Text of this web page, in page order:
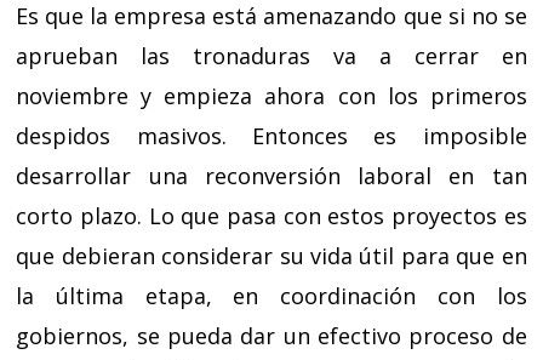
Es que la empresa está amenazando que si no se
aprueban las tronaduras va a cerrar en
noviembre y empieza ahora con los primeros
despidos masivos. Entonces es imposible
desarrollar una reconversión laboral en tan
corto plazo. Lo que pasa con estos proyectos es
que debieran considerar su vida útil para que en
la última etapa, en coordinación con los
gobiernos, se pueda dar un efectivo proceso de